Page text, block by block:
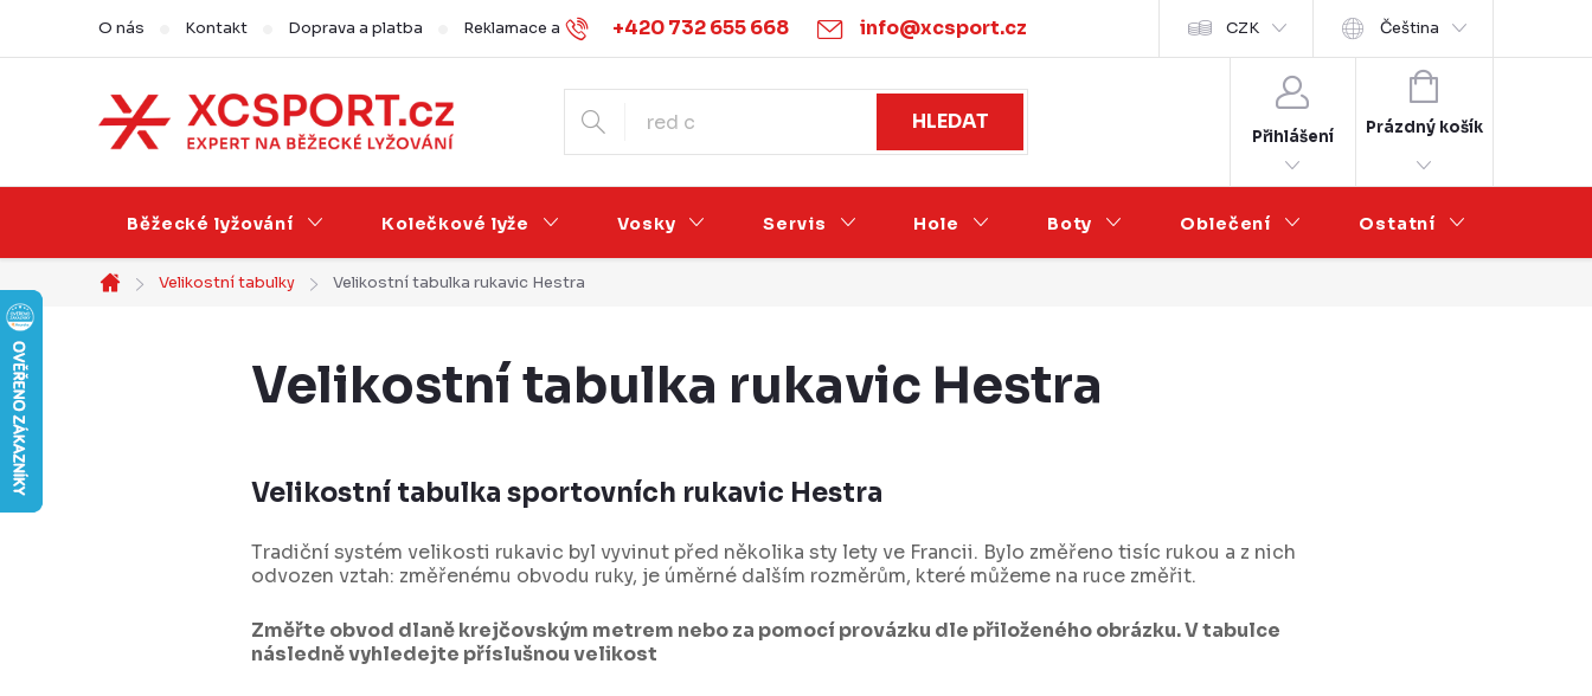
obsah
+420 732 655 668 info@xcsport.cz
O nás Kontakt Doprava a platba Reklamace a vrácení Obchodní podmínky Ochrana osobních údajů Velkoobchod CZK Čeština
HLEDAT
Přihlášení
NÁKUPNÍ
KOŠÍK
Prázdný košík
Běžecké lyžování Kolečkové lyže Vosky Servis Hole Boty Oblečení Ostatní
Domů
Velikostní tabulky Velikostní tabulka rukavic Hestra
Velikostní tabulka rukavic Hestra
Velikostní tabulka sportovních rukavic Hestra
Tradiční systém velikosti rukavic byl vyvinut před několika sty lety ve Francii. Bylo změřeno tisíc rukou a z nich
odvozen vztah: změřenému obvodu ruky, je úměrné dalším rozměrům, které můžeme na ruce změřit.
Změřte obvod dlaně krejčovským metrem nebo za pomocí provázku dle přiloženého obrázku. V tabulce
následně vyhledejte příslušnou velikost